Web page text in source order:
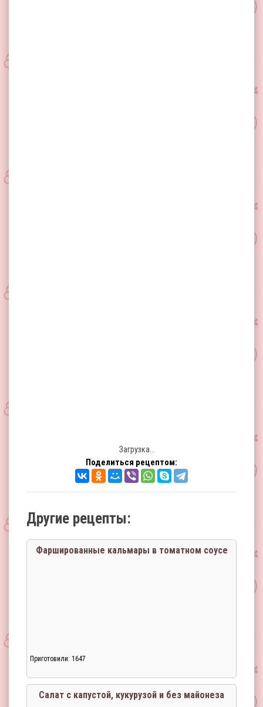
Загрузка...
Поделиться рецептом:
Другие рецепты:
Фаршированные кальмары в томатном соусе
Приготовили: 1647
Салат с капустой, кукурузой и без майонеза